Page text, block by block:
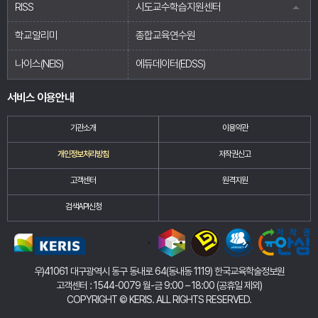
RISS 시도교수학습지원센터
학교알리미 종합교육연수원
나이스(NEIS) 에듀데이터(EDSS)
서비스 이용안내
기관소개 이용약관
개인정보처리방침 저작권신고
고객센터 원격지원
검색API신청
우)41061 대구광역시 동구 동내로 64(동내동 1119) 한국교육학술정보원
고객센터 : 1544-0079 월-금 9:00 – 18:00 (공휴일 제외)
COPYRIGHT© KERIS. ALL RIGHTS RESERVED.